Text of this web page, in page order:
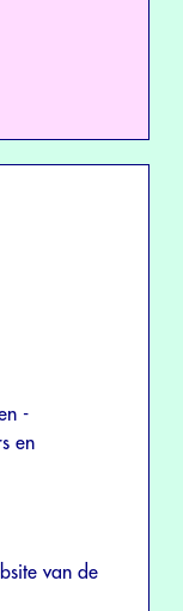
-
en
van de